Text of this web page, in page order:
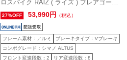
ロスバイク RAIZ ( ライズ ) フレアゴール
ド 21 (身長目安180cm前後)
27%OFF 53,990円 （税込）
フレーム素材：アルミ
ブレーキタイプ：Vブレーキ
コンポグレード：シマノ ALTUS
フロント変速段数：2
リア変速段数：8